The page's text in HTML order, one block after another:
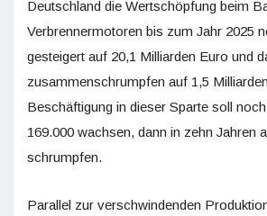
Deutschland die Wertschöpfung beim
Verbrennermotoren bis zum Jahr 2025
gesteigert auf 20,1 Milliarden Euro und
zusammenschrumpfen auf 1,5
Beschäftigung in dieser Sparte soll
169.000 wachsen, dann in zehn Jahren
schrumpfen.
Parallel zur verschwindenden